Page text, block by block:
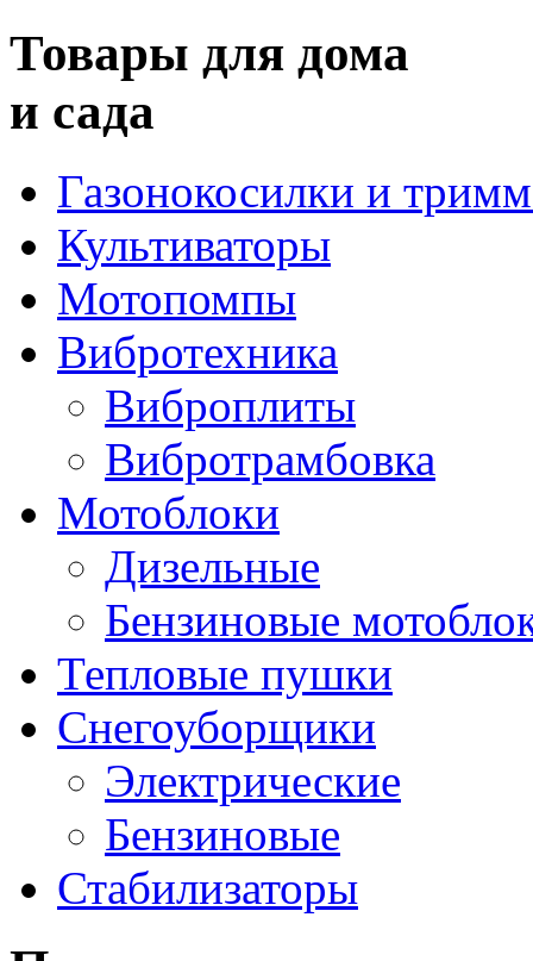
Товары для дома
и сада
Газонокосилки и
Культиваторы
Мотопомпы
Вибротехника
Виброплиты
Вибротрамбовка
Мотоблоки
Дизельные
Бензиновые
Тепловые пушки
Снегоуборщики
Электрические
Бензиновые
Стабилизаторы